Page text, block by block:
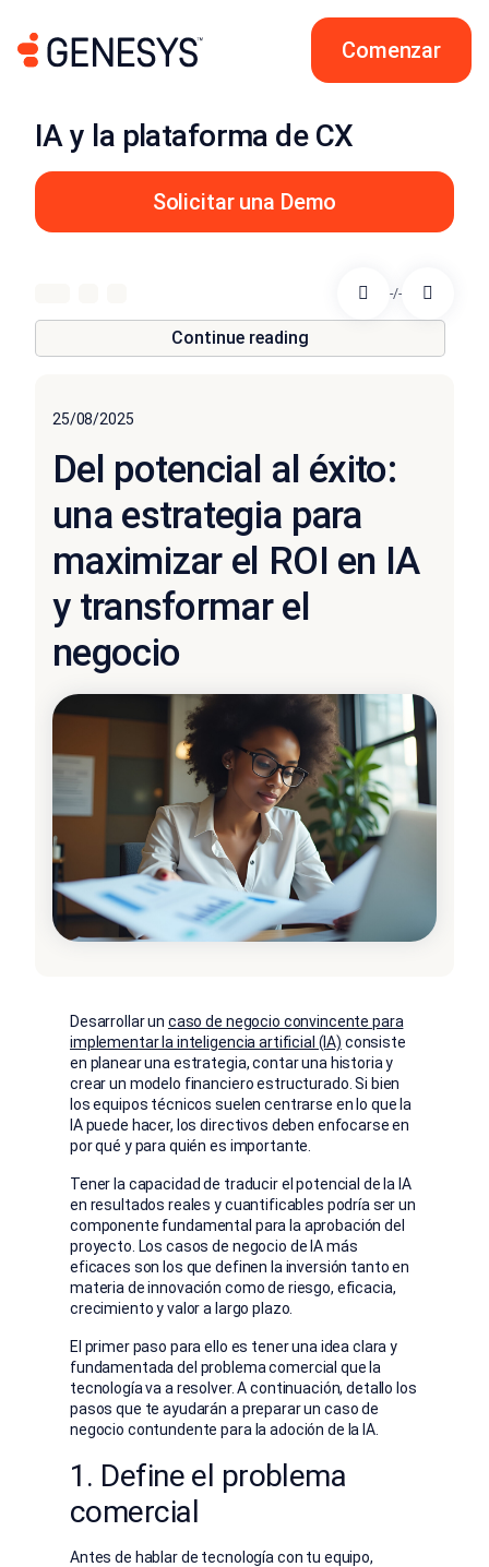
Comenzar
IA y la plataforma de CX
Solicitar una Demo
-/-
Continue reading
25/08/2025
Del potencial al éxito:
una estrategia para
maximizar el ROI en IA
y transformar el
negocio
Desarrollar un caso de negocio convincente para
implementar la inteligencia artificial (IA) consiste
en planear una estrategia, contar una historia y
crear un modelo financiero estructurado. Si bien
los equipos técnicos suelen centrarse en lo que la
IA puede hacer, los directivos deben enfocarse en
por qué y para quién es importante.
Tener la capacidad de traducir el potencial de la IA
en resultados reales y cuantificables podría ser un
componente fundamental para la aprobación del
proyecto. Los casos de negocio de IA más
eficaces son los que definen la inversión tanto en
materia de innovación como de riesgo, eficacia,
crecimiento y valor a largo plazo.
El primer paso para ello es tener una idea clara y
fundamentada del problema comercial que la
tecnología va a resolver.A continuación, detallo los
pasos que te ayudarán a preparar un caso de
negocio contundente para la adoción de la IA.
1. Define el problema
comercial
Antes de hablar de tecnología con tu equipo,